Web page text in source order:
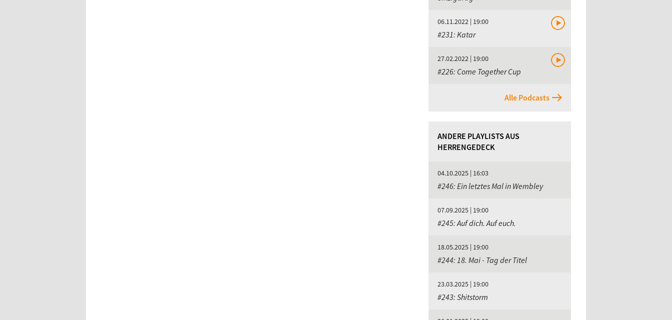
06.11.2022 | 19:00
#231: Katar
27.02.2022 | 19:00
#226: Come Together Cup
Alle Podcasts
ANDERE PLAYLISTS AUS
HERRENGEDECK
04.10.2025 | 16:03
#246: Ein letztes Mal in Wembley
07.09.2025 | 19:00
#245: Auf dich. Auf euch.
18.05.2025 | 19:00
#244: 18. Mai - Tag der Titel
23.03.2025 | 19:00
#243: Shitstorm